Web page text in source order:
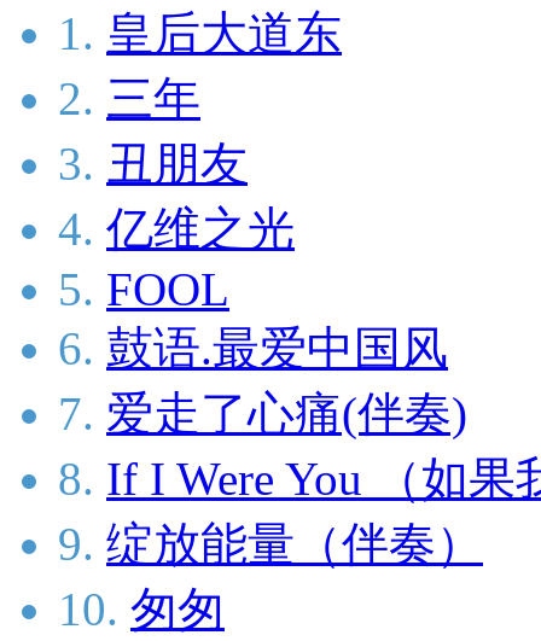
1. 皇后大道东
2. 三年
3. 丑朋友
4. 亿维之光
5. FOOL
6. 鼓语.最爱中国风
7. 爱走了心痛(伴奏)
8. If I Were You （如
9. 绽放能量（伴奏）
10. 匆匆